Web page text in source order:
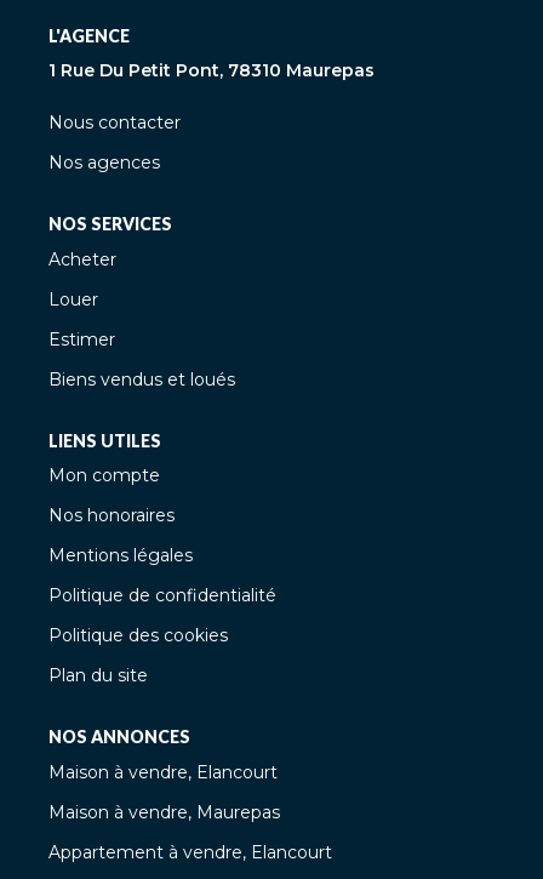
L'AGENCE
1 Rue Du Petit Pont, 78310 Maurepas
Nous contacter
Nos agences
NOS SERVICES
Acheter
Louer
Estimer
Biens vendus et loués
LIENS UTILES
Mon compte
Nos honoraires
Mentions légales
Politique de confidentialité
Politique des cookies
Plan du site
NOS ANNONCES
Maison à vendre, Elancourt
Maison à vendre, Maurepas
Appartement à vendre, Elancourt